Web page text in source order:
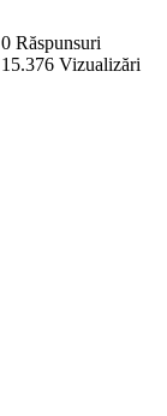
0 Răspunsuri
15.376 Vizualizări